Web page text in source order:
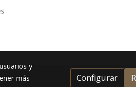
y
más
Configurar